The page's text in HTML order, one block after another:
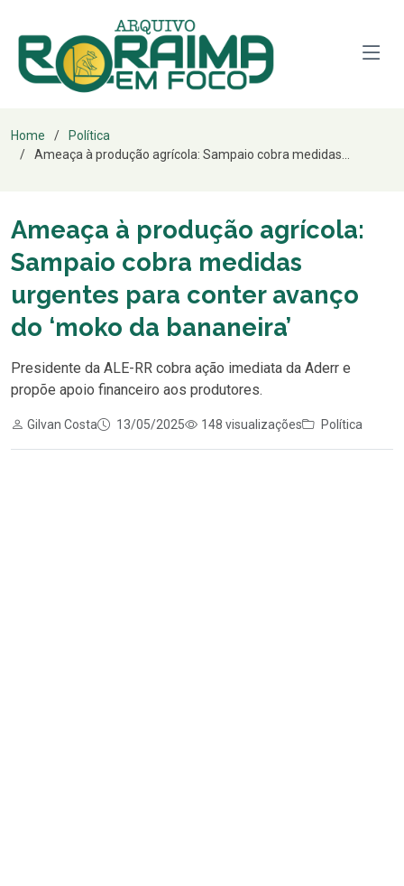
Home
Política
Ameaça à produção agrícola: Sampaio cobra medidas...
Ameaça à produção agrícola:
Sampaio cobra medidas
urgentes para conter avanço
do ‘moko da bananeira’
Presidente da ALE-RR cobra ação imediata da Aderr e
propõe apoio financeiro aos produtores.
Gilvan Costa 13/05/2025 148 visualizações Política